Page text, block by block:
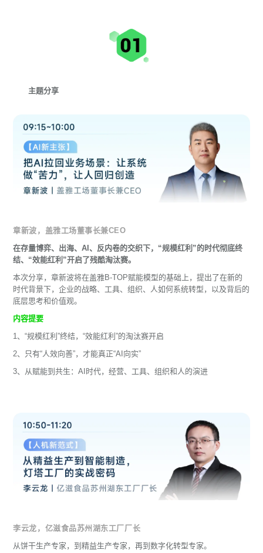
主题分享
章新波，盖雅工场董事长兼CEO
在存量博弈、出海、AI、反内卷的交织下，“规模红利”的时代彻底终
结、“效能红利”开启了残酷淘汰赛。
本次分享，章新波将在盖雅B-TOP赋能模型的基础上，提出了在新的
时代背景下，企业的战略、工具、组织、人如何系统转型，以及背后的
底层思考和价值观。
内容提要
1、“规模红利”终结，“效能红利”的淘汰赛开启
2、只有“人效向善”，才能真正“AI向实”
3、从赋能到共生：AI时代，经营、工具、组织和人的演进
李云龙，亿滋食品苏州湖东工厂厂长
从饼干生产专家，到精益生产专家，再到数字化转型专家。